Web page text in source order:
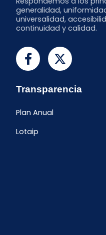
generalidad,
universalidad,
continuidad y calidad.
Transparencia
Plan Anual
Lotaip